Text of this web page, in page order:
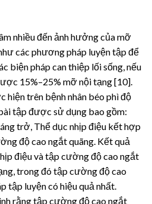
nhiều đến ảnh hưởng của mỡ
các phương pháp luyện tập để
biện pháp can thiệp lối sống, nếu
15%–25% mỡ nội tạng [10].
trên bệnh nhân béo phì độ
tập được sử dụng bao gồm:
trở, Thể dục nhịp điệu kết hợp
độ cao ngắt quãng. Kết quả
điệu và tập cường độ cao ngắt
trong đó tập cường độ cao
tập luyện có hiệu quả nhất.
rằng tập cường độ cao ngắt